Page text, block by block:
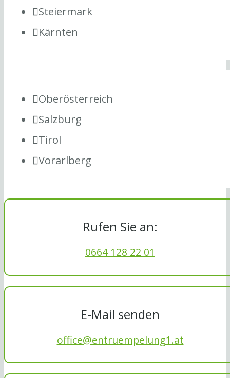
Steiermark
Kärnten
Oberösterreich
Salzburg
Tirol
Vorarlberg
Rufen Sie an:
0664 128 22 01
E-Mail senden
office@entruempelung1.at